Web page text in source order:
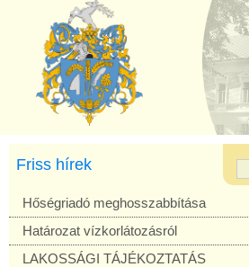
Friss hírek
Hőségriadó meghosszabbítása
Határozat vízkorlátozásról
LAKOSSÁGI TÁJÉKOZTATÁS